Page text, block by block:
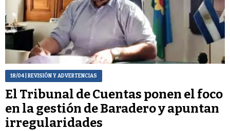
18/04| REVISIÓN Y ADVERTENCIAS
El Tribunal de Cuentas ponen el foco
en la gestión de Baradero y apuntan
irregularidades